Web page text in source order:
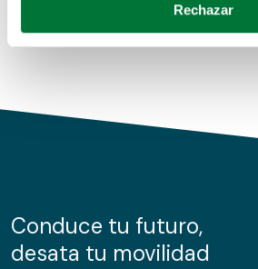
Obtenga más información sobre
de cookies.
información sobre el uso que haga
nuestros partners de redes sociales,
Rechazar
Conduce tu futuro,
desata tu movilidad